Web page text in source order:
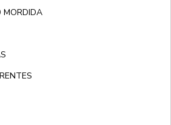
MORDIDA